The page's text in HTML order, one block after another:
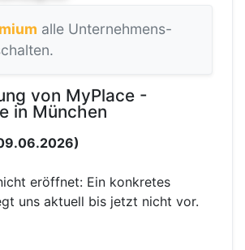
alle Unternehmens-
von MyPlace -
in München
eröffnet: Ein konkretes
uns aktuell bis jetzt nicht vor.